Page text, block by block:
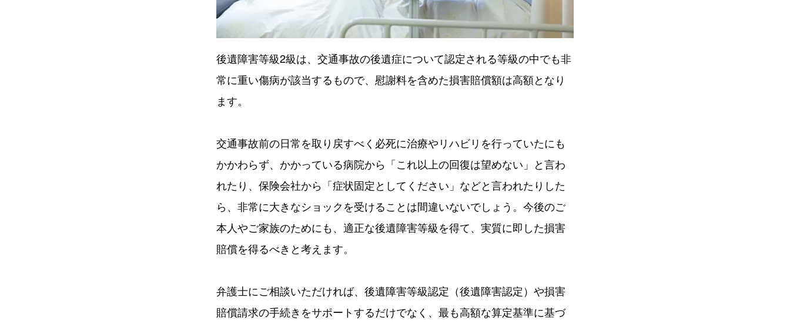
後遺障害等級2級は、交通事故の後遺症について認定される等級の中でも非
常に重い傷病が該当するもので、慰謝料を含めた損害賠償額は高額となり
ます。
交通事故前の日常を取り戻すべく必死に治療やリハビリを行っていたにも
かかわらず、かかっている病院から「これ以上の回復は望めない」と言わ
れたり、保険会社から「症状固定としてください」などと言われたりした
ら、非常に大きなショックを受けることは間違いないでしょう。今後のご
本人やご家族のためにも、適正な後遺障害等級を得て、実質に即した損害
賠償を得るべきと考えます。
弁護士にご相談いただければ、後遺障害等級認定（後遺障害認定）や損害
賠償請求の手続きをサポートするだけでなく、最も高額な算定基準に基づ